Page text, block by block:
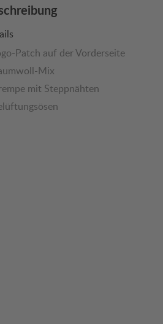
Patch auf der Vorderseite
Mix
mit Steppnähten